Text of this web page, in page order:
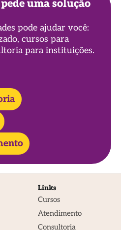
uma solução
pode ajudar você:
cursos para
para instituições.
Links
Cursos
Atendimento
Consultoria